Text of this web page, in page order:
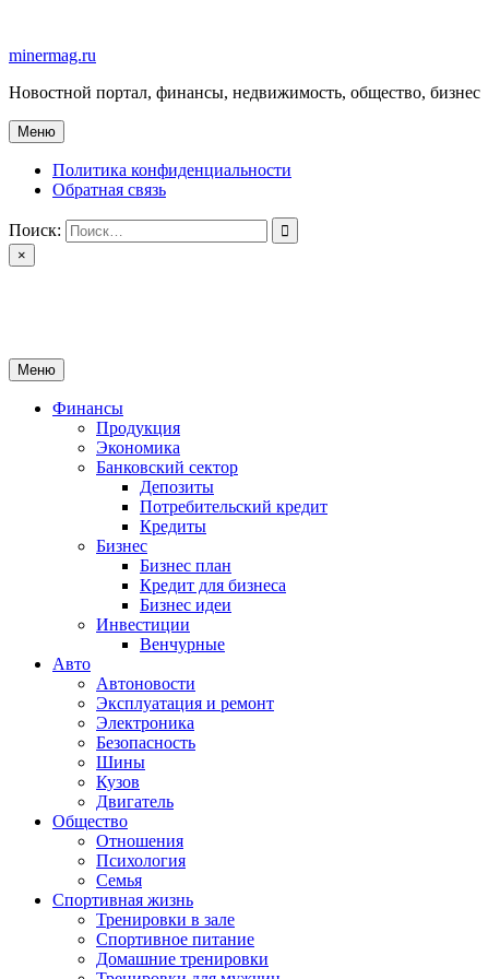
содержимому
minermag.ru
Новостной портал, финансы, недвижимость, общество, бизнес
Меню
Политика конфиденциальности
Обратная связь
Поиск:
×
Меню
Финансы
Продукция
Экономика
Банковский сектор
Депозиты
Потребительский кредит
Кредиты
Бизнес
Бизнес план
Кредит для бизнеса
Бизнес идеи
Инвестиции
Венчурные
Авто
Автоновости
Эксплуатация и ремонт
Электроника
Безопасность
Шины
Кузов
Двигатель
Общество
Отношения
Психология
Семья
Спортивная жизнь
Тренировки в зале
Спортивное питание
Домашние тренировки